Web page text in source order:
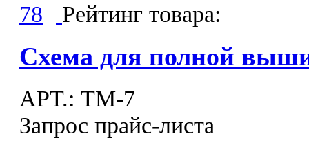
Рейтинг товара:
Схема для полной
APT.: ТМ-7
Запрос прайс-листа